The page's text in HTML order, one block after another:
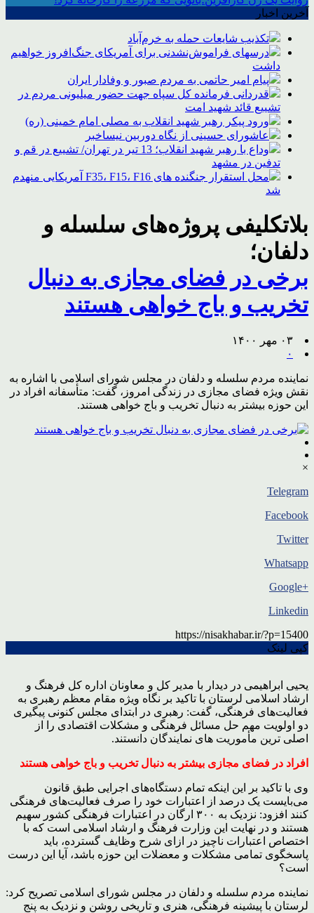
آخرین اخبار
تکذیب شایعات حمله به خرم‌آباد
درسهای فراموش‌نشدنی برای آمریکای جنگ‌افروز خواهیم
داشت
پیام امیر حاتمی به مردم صبور و وفادار ایران
قدردانی فرمانده کل سپاه جهت حضور میلیونی مردم در
تشییع قائد شهید امت
ورود پیکر رهبر شهید انقلاب به مصلی امام خمینی (ره)
عاشورای حسینی از نگاه دوربین نیساخبر
وداع با رهبر شهید انقلاب؛ 13 تیر در تهران/ تشییع در قم و
تدفین در مشهد
محل استقرار جنگنده های F35، F15، F16 آمریکایی منهدم
شد
بلاتکلیفی پروژه‌های سلسله و
دلفان؛
برخی در فضای مجازی به دنبال
تخریب و باج خواهی هستند
۰۳ مهر ۱۴۰۰
۰
نماینده مردم سلسله و دلفان در مجلس شورای اسلامی با اشاره به
نقش ویژه فضای مجازی در زندگی امروز، گفت: متأسفانه افراد در
این حوزه بیشتر به دنبال تخریب و باج خواهی هستند.
×
Telegram
Facebook
Twitter
Whatsapp
+Google
Linkedin
https://nisakhabar.ir/?p=15400
کپی لینک
یحیی ابراهیمی در دیدار با مدیر کل و معاونان اداره کل فرهنگ و
ارشاد اسلامی لرستان با تاکید بر نگاه ویژه مقام معظم رهبری به
فعالیت‌های فرهنگی، گفت: رهبری در ابتدای مجلس کنونی پیگیری
دو اولویت مهم حل مسائل فرهنگی و مشکلات اقتصادی را از
اصلی ترین مأموریت های نمایندگان دانستند.
افراد در فضای مجازی بیشتر به دنبال تخریب و باج خواهی هستند
وی با تاکید بر این اینکه تمام دستگاه‌های اجرایی طبق قانون
می‌بایست یک درصد از اعتبارات خود را صرف فعالیت‌های فرهنگی
کنند افزود: نزدیک به ۳۰۰ ارگان در اعتبارات فرهنگی کشور سهیم
هستند و در نهایت این وزارت فرهنگ و ارشاد اسلامی است که با
اختصاص اعتبارات ناچیز در ازای شرح وظایف گسترده، باید
پاسخگوی تمامی مشکلات و معضلات این حوزه باشد، آیا این درست
است؟
نماینده مردم سلسله و دلفان در مجلس شورای اسلامی تصریح کرد:
لرستان با پیشینه فرهنگی، هنری و تاریخی روشن و نزدیک به پنج